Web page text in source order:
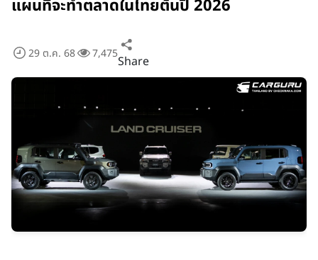
แผนที่จะทำตลาดในไทยต้นปี 2026
29 ต.ค. 68 7,475Share